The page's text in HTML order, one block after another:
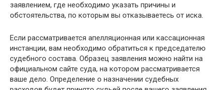
заявлением, где необходимо указать причины и
обстоятельства, по которым вы отказываетесь от иска.
Если рассматривается апелляционная или кассационная
инстанции, вам необходимо обратиться к председателю
судебного состава. Образец заявления можно найти на
официальном сайте суда, на котором рассматривается
ваше дело. Определение о назначении судебных